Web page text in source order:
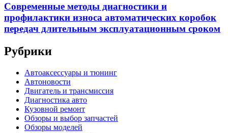
Современные методы диагностики и
профилактики износа автоматических коробок
передач длительным эксплуатационным сроком
Рубрики
Автоаксессуары и тюнинг
Автоновости
Двигатель и трансмиссия
Диагностика авто
Кузовной ремонт
Обзоры и выбор запчастей
Обзоры моделей